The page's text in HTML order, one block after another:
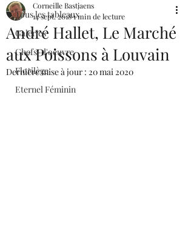
Tous les tableaux
Galeries
Chefs-d'oeuvre
Florilège
Eternel Féminin
André Hallet, Le Marché
aux Poissons à Louvain
Corneille Bastjaens
14 sept. 20181 min de lecture
Dernière mise à jour : 20 mai 2020